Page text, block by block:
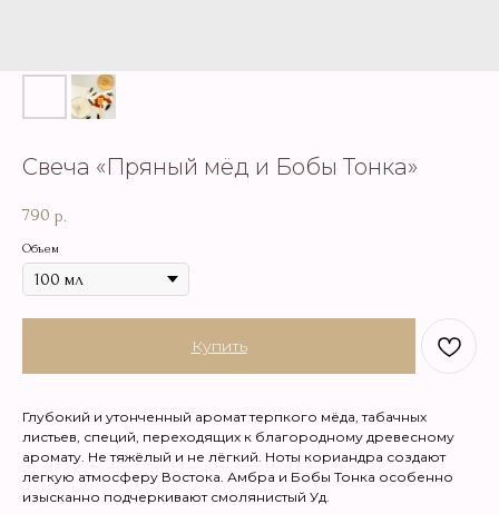
Свеча «Пряный мёд и Бобы Тонка»
790 р.
Объем
Купить
Глубокий и утонченный аромат терпкого мёда, табачных
листьев, специй, переходящих к благородному древесному
аромату. Не тяжёлый и не лёгкий. Ноты кориандра создают
легкую атмосферу Востока. Амбра и Бобы Тонка особенно
изысканно подчеркивают смолянистый Уд.